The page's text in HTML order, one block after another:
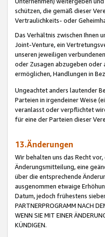
schützen, die gemäß dieser
Vertraulichkeits- oder
Das Verhältnis zwischen Ihnen
Joint-Venture, ein
unseren jeweiligen
oder Zusagen abzugeben oder
ermöglichen, Handlungen in
Ungeachtet anders lautender
Parteien in irgendeiner Weise
veranlasst oder verpflichtet
für eine der Parteien dieser
13.Änderungen
Wir behalten uns das Recht
Änderungsmitteilung, eine
über die entsprechende
ausgenommen etwaige
Datum, jedoch frühestens
PARTNERPROGRAMM NACH
WENN SIE MIT EINER
KÜNDIGEN.